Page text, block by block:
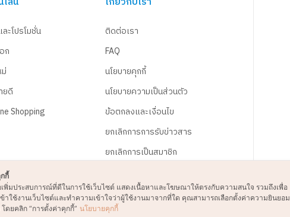
ะโปรโมชั่น
ก
ยดี
Shopping
ติดต่อเรา
FAQ
นโยบายคุกกี้
นโยบายความเป็นส่วนตัว
ข้อตกลงและเงื่อนไข
ยกเลิกการการรับข่าวสาร
ยกเลิกการเป็นสมาชิก
กี้
เพิ่มประสบการณ์ที่ดีในการใช้เว็บไซต์ แสดงเนื้อหาและโฆษณาให้ตรงกับความสนใจ รวมถึงเพื่อ
ข้าใช้งานเว็บไซต์และทำความเข้าใจว่าผู้ใช้งานมาจากที่ใด คุณสามารถเลือกตั้งค่าความยินยอม
ดยคลิก “การตั้งค่าคุกกี้” นโยบายคุกกี้